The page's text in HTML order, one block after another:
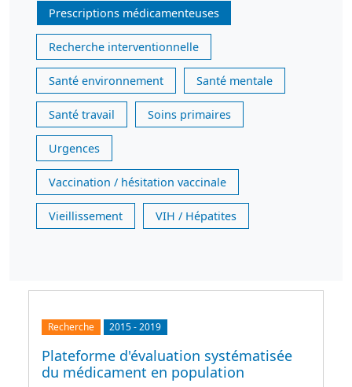
Prescriptions médicamenteuses
Recherche interventionnelle
Santé environnement Santé mentale
Santé travail Soins primaires
Urgences
Vaccination / hésitation vaccinale
Vieillissement VIH / Hépatites
Recherche 2015-2019
Plateforme d'évaluation systématisée
du médicament en population